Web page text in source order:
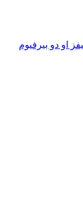
او دو بيرفيوم